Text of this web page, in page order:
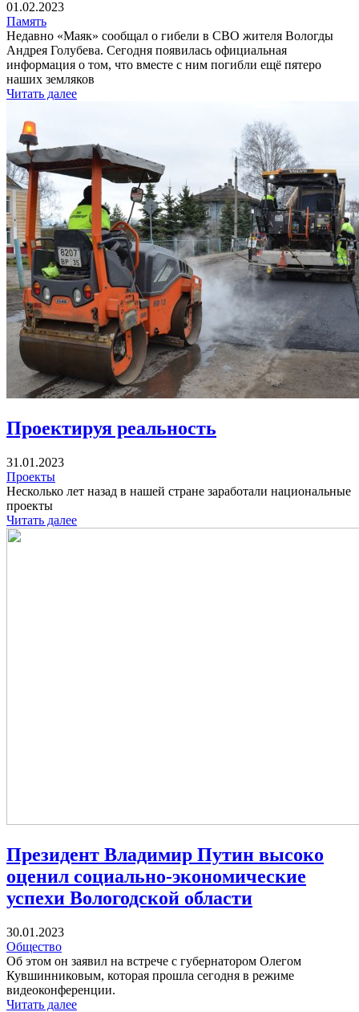
01.02.2023
Память
Недавно «Маяк» сообщал о гибели в СВО жителя Вологды
Андрея Голубева. Сегодня появилась официальная
информация о том, что вместе с ним погибли ещё пятеро
наших земляков
Читать далее
Проектируя реальность
31.01.2023
Проекты
Несколько лет назад в нашей стране заработали национальные
проекты
Читать далее
Президент Владимир Путин высоко
оценил социально-экономические
успехи Вологодской области
30.01.2023
Общество
Об этом он заявил на встрече с губернатором Олегом
Кувшинниковым, которая прошла сегодня в режиме
видеоконференции.
Читать далее